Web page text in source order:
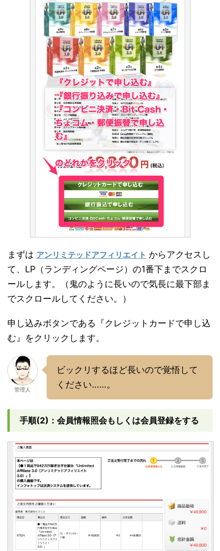
まずは アンリミテッドアフィリエイト からアクセスし
て、LP（ランディングページ）の1番下までスクロ
ールします。（鬼のように長いので気長に最下部ま
でスクロールしてください。）
申し込みボタンである『クレジットカードで申し込
む』をクリックします。
管理人
ビックリするほど長いので覚悟して
ください……。
手順(2)：会員情報照会もしくは会員登録をする